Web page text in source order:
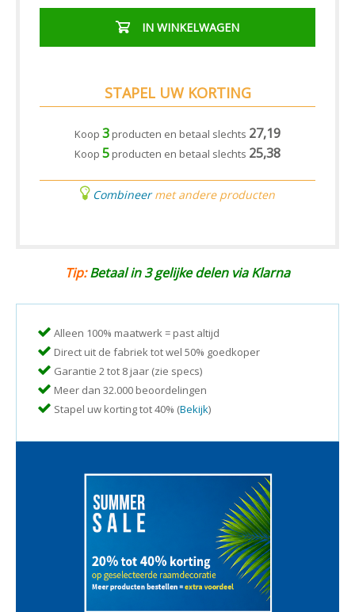
IN WINKELWAGEN
STAPEL UW KORTING
Koop 3 producten en betaal slechts 27,19
Koop 5 producten en betaal slechts 25,38
Combineermet andere producten
Tip:Betaal in 3 gelijke delen via Klarna
Alleen 100% maatwerk = past altijd
Direct uit de fabriek tot wel 50% goedkoper
Garantie 2 tot 8 jaar (zie specs)
Meer dan 32.000 beoordelingen
Stapel uw korting tot 40% (Bekijk)